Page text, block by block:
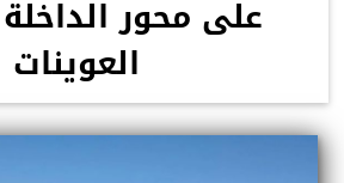
على محور
العوينات